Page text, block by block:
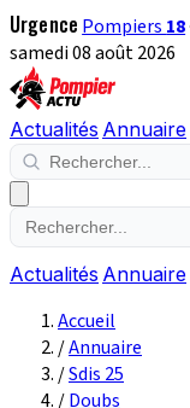
Urgence Pompiers 18·
samedi 08 août 2026
Actualités Annuaire
Actualités Annuaire
Accueil
/Annuaire
/Sdis 25
/Doubs